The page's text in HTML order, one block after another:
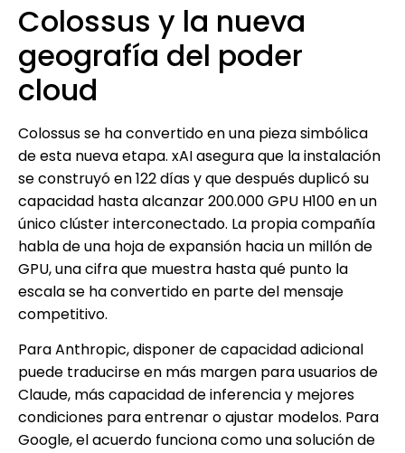
Colossus y la nueva
geografía del poder
cloud
Colossus se ha convertido en una pieza simbólica
de esta nueva etapa. xAI asegura que la instalación
se construyó en 122 días y que después duplicó su
capacidad hasta alcanzar 200.000 GPU H100 en un
único clúster interconectado. La propia compañía
habla de una hoja de expansión hacia un millón de
GPU, una cifra que muestra hasta qué punto la
escala se ha convertido en parte del mensaje
competitivo.
Para Anthropic, disponer de capacidad adicional
puede traducirse en más margen para usuarios de
Claude, más capacidad de inferencia y mejores
condiciones para entrenar o ajustar modelos. Para
Google, el acuerdo funciona como una solución de